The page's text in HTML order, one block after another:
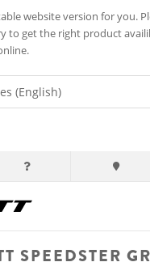
website version for you.
to get the right product
(English)
SPEEDSTER